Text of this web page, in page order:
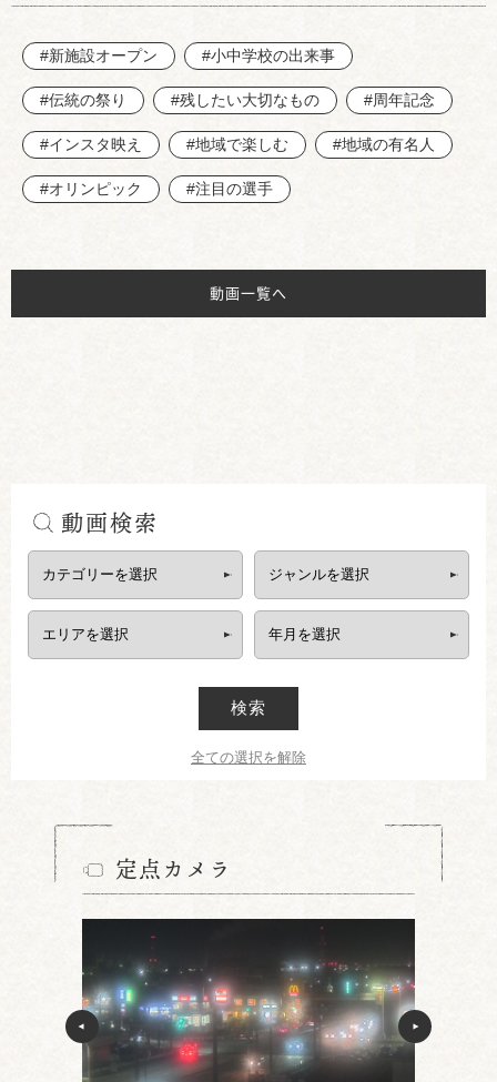
#新施設オープン #小中学校の出来事
#伝統の祭り #残したい大切なもの #周年記念
#インスタ映え #地域で楽しむ #地域の有名人
#オリンピック #注目の選手
動画一覧へ
動画検索
検索
全ての選択を解除
定点カメラ